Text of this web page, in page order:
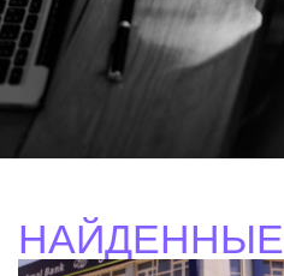
НАЙДЕННЫЕ